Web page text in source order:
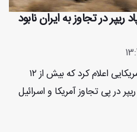
بیش از ۱۲ پهپاد ریپر در تجاوز به ایران نابود
شبکه ای‌بی‌سی نیوز به نقل از دو آمریکایی اعلام کرد که بیش از ۱۲
فروند پهپاد بدون سرنشین MQ-۹ ریپر در پی تجاوز آمریکا و اسرائیل